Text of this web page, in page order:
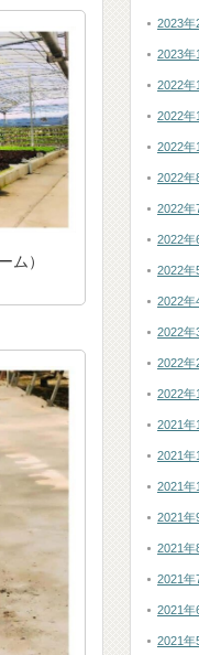
ム）
2023年
2023年
2022年
2022年
2022年
2022年
2022年
2022年
2022年
2022年
2022年
2022年
2022年
2021年
2021年
2021年
2021年
2021年
2021年
2021年
2021年